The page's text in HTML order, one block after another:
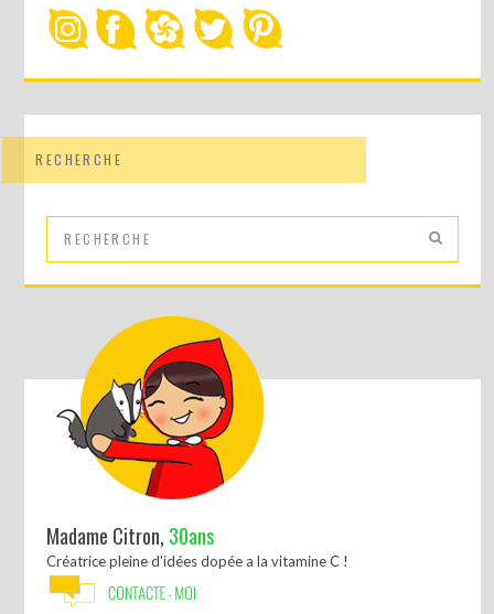
RECHERCHE
Madame Citron, 30ans
Créatrice pleine d'idées dopée a la vitamine C !